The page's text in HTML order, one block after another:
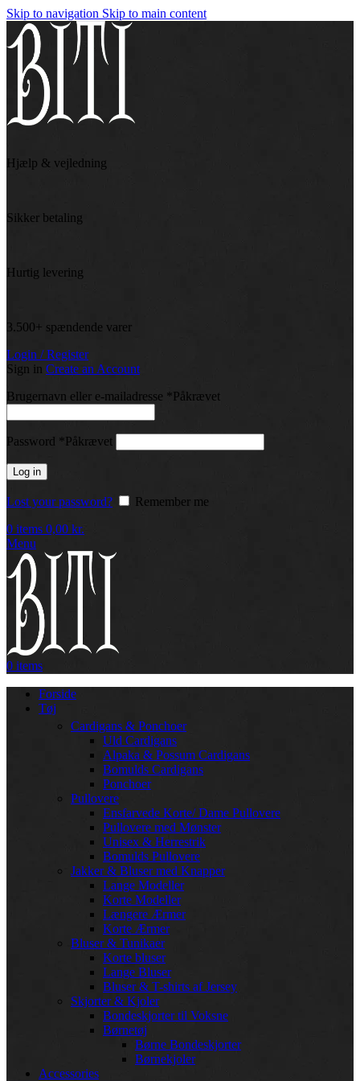
Skip to navigation Skip to main content
Hjælp & vejledning
Sikker betaling
Hurtig levering
3.500+ spændende varer
Login / Register
Sign in Create an Account
Brugernavn eller e-mailadresse * Påkrævet
Password * Påkrævet
Log in
Lost your password?
Remember me
0 items 0,00 kr.
Menu
0 items
Forside
Tøj
Cardigans & Ponchoer
Uld Cardigans
Alpaka & Possum Cardigans
Bomulds Cardigans
Ponchoer
Pullovere
Ensfarvede Korte/ Dame Pullovere
Pullovere med Mønster
Unisex & Herrestrik
Bomulds Pullovere
Jakker & Bluser med Knapper
Lange Modeller
Korte Modeller
Længere Ærmer
Korte Ærmer
Bluser & Tunikaer
Korte bluser
Lange Bluser
Bluser & T-shirts af Jersey
Skjorter & Kjoler
Bondeskjorter til Voksne
Børnetøj
Børne Bondeskjorter
Børnekjoler
Accessories